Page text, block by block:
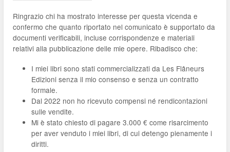
Ringrazio chi ha mostrato interesse per questa vicenda e
confermo che quanto riportato nel comunicato è supportato da
documenti verificabili, incluse corrispondenze e materiali
relativi alla pubblicazione delle mie opere. Ribadisco che:
I miei libri sono stati commercializzati da Les Flâneurs
Edizioni senza il mio consenso e senza un contratto
formale.
Dal 2022 non ho ricevuto compensi né rendicontazioni
sulle vendite.
Mi è stato chiesto di pagare 3.000 € come risarcimento
per aver venduto i miei libri, di cui detengo pienamente i
diritti.